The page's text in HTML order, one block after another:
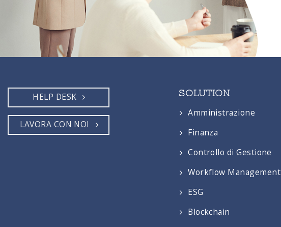
HELP DESK
LAVORA CON NOI
SOLUTION
Amministrazione
Finanza
Controllo di Gestione
Workflow Management
ESG
Blockchain